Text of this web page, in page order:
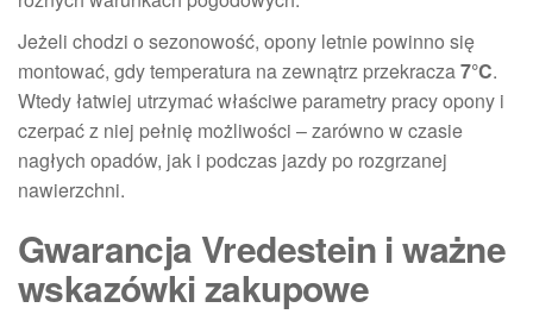
Jeżeli chodzi o sezonowość, opony letnie powinno się
montować, gdy temperatura na zewnątrz przekracza7°C.
Wtedy łatwiej utrzymać właściwe parametry pracy opony i
czerpać z niej pełnię możliwości – zarówno w czasie
nagłych opadów, jak i podczas jazdy po rozgrzanej
nawierzchni.
Gwarancja Vredestein i ważne
wskazówki zakupowe